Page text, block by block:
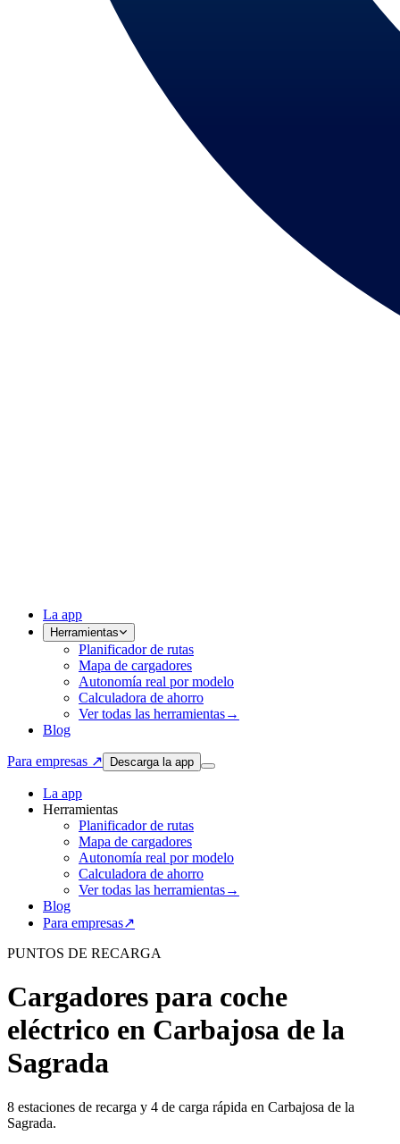
La app
Herramientas
Planificador de rutas
Mapa de cargadores
Autonomía real por modelo
Calculadora de ahorro
Ver todas las herramientas→
Blog
Para empresas ↗ Descarga la app
La app
Herramientas
Planificador de rutas
Mapa de cargadores
Autonomía real por modelo
Calculadora de ahorro
Ver todas las herramientas→
Blog
Para empresas↗
PUNTOS DE RECARGA
Cargadores para coche
eléctrico en Carbajosa de la
Sagrada
8 estaciones de recarga y 4 de carga rápida en Carbajosa de la
Sagrada.